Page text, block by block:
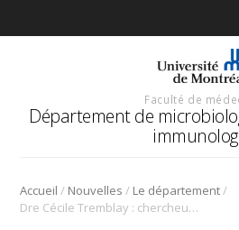
Faculté de
Département de
Accueil / Nouvelles / Le département/
Dre Cécile Tremblay : chercheuse nationale du FRQS